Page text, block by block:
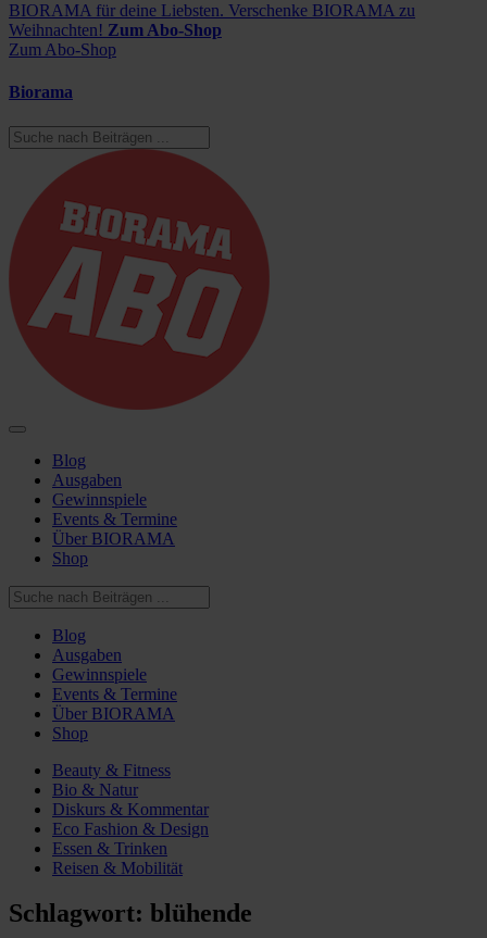
BIORAMA für deine Liebsten. Verschenke BIORAMA zu
Weihnachten! Zum Abo-Shop
Zum Abo-Shop
Biorama
Blog
Ausgaben
Gewinnspiele
Events & Termine
Über BIORAMA
Shop
Blog
Ausgaben
Gewinnspiele
Events & Termine
Über BIORAMA
Shop
Beauty & Fitness
Bio & Natur
Diskurs & Kommentar
Eco Fashion & Design
Essen & Trinken
Reisen & Mobilität
Schlagwort: blühende